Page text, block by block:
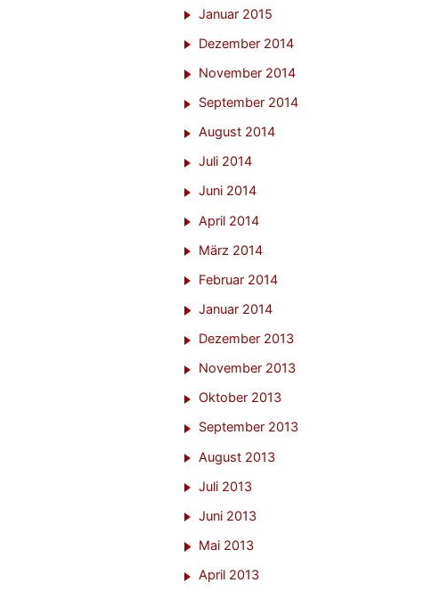
Januar 2015
Dezember 2014
November 2014
September 2014
August 2014
Juli 2014
Juni 2014
April 2014
März 2014
Februar 2014
Januar 2014
Dezember 2013
November 2013
Oktober 2013
September 2013
August 2013
Juli 2013
Juni 2013
Mai 2013
April 2013